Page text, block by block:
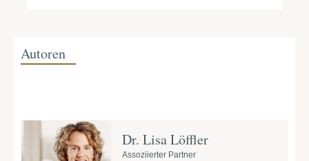
Autoren
Dr. Lisa Löffler
Assoziierter Partner